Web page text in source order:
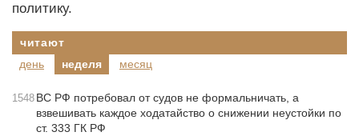
политику.
читают
день
неделя месяц
1548 ВС РФ потребовал от судов не формальничать, а
взвешивать каждое ходатайство о снижении неустойки по
ст. 333 ГК РФ